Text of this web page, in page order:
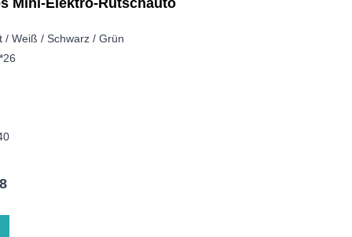
Mini-Elektro-Rutschauto
/ Weiß / Schwarz / Grün